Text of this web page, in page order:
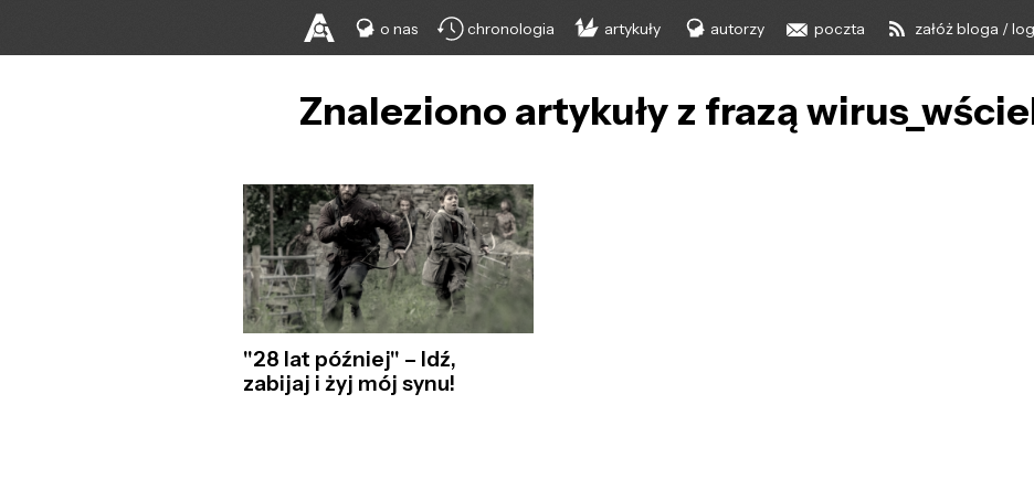
o nas chronologia artykuły autorzy poczta załóż bloga /
Znaleziono artykuły z frazą
"28 lat później" – Idź,
zabijaj i żyj mój synu!